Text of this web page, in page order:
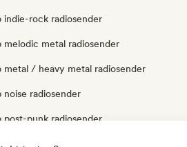
indie-rock radiosender
melodic metal radiosender
metal / heavy metal radiosender
noise radiosender
post-punk radiosender
punk-rock radiosender